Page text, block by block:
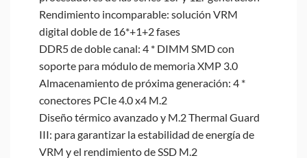
Rendimiento incomparable: solución VRM
digital doble de 16*+1+2 fases
DDR5 de doble canal: 4 * DIMM SMD con
soporte para módulo de memoria XMP 3.0
Almacenamiento de próxima generación: 4 *
conectores PCIe 4.0 x4 M.2
Diseño térmico avanzado y M.2 Thermal Guard
III: para garantizar la estabilidad de energía de
VRM y el rendimiento de SSD M.2